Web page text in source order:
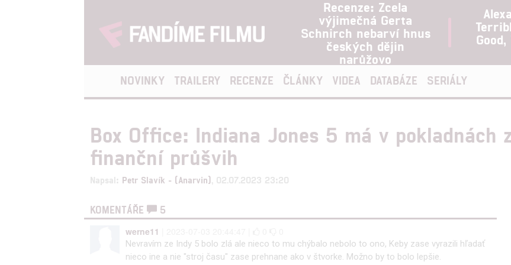
Recenze: Zcela
výjimečná Gerta
Schnirch nebarví hnus
českých dějin
narůžovo
NOVINKY TRAILERY RECENZE ČLÁNKY VIDEA DATABÁZE SERIÁLY
Box Office: Indiana Jones 5 má v pokladnách
finanční průšvih
Napsal: Petr Slavík - (Anarvin) , 02.07.2023 23:20
KOMENTÁŘE
5
werne11
Nevravím ze Indy 5 bolo zlá ale nieco to mu chýbalo nebolo to ono, Keby zase vyrazili hľadať
nieco ine a nie "stroj času" zase prehnane ako v štvorke. Možno by to bolo lepšie.